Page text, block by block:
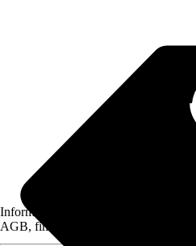
Informationen des Verkäufers, wie z.
AGB, finden Sie bei Klick auf den